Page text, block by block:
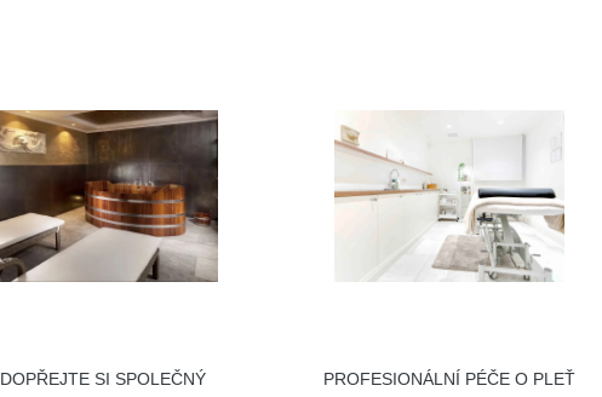
DOPŘEJTE SI SPOLEČNÝ PROFESIONÁLNÍ PÉČE O PLEŤ